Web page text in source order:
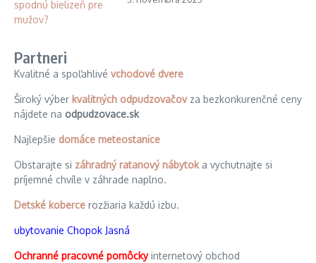
Partneri
Kvalitné a spoľahlivé vchodové dvere
Široký výber kvalitných odpudzovačovza bezkonkurenčné ceny
nájdete na odpudzovace.sk
Najlepšie domáce meteostanice
Obstarajte si záhradný ratanový nábytoka vychutnajte si
príjemné chvíle v záhrade naplno.
Detské koberce rozžiaria každú izbu.
ubytovanie Chopok Jasná
Ochranné pracovné pomôckyinternetový obchod